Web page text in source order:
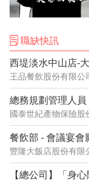
職缺快訊
西堤淡水中山店-
王品餐飲股份有限公
總務規劃管理人員
國泰世紀產物保險股
餐飲部 - 會議宴會
豐隆大飯店股份有限
【總公司】「身